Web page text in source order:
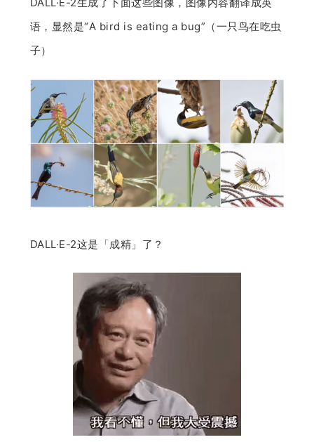
语，显然是“A bird is eating a bug”（一只鸟在吃虫
子）
DALL·E-2这是「成精」了？